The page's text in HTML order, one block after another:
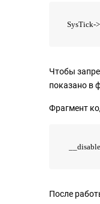
SysTick-
Чтобы
показано в
Фрагмент
После